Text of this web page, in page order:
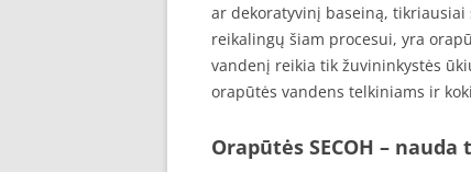
ar dekoratyvinį baseiną,
reikalingų šiam procesui, yra
vandenį reikia tik žuvininkystės
orapūtės vandens telkiniams ir
Orapūtės SECOH –